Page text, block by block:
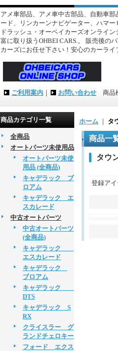
アメ車部品、アメ車中古部品、自動車
ード、リンカーンナビゲーター、ハマ
ドラッシュ・オーベイカーズオンライ
富に取り扱うOHBEI CARS.。 販売後の
カーズにお任せ下さい！安心のカーライ
ご利用案内 ｜ お問い合わせ 商品
商品カテゴリ一覧
全商品
オートパーツ未使用品
オートパーツ未使
用品 (全商品)
キャデラック ブ
ロアム
キャデラック エ
スカレード
中古オートパーツ
中古オートパーツ
(全商品)
キャデラック
エスカレード
キャデラック
ブロアム
キャデラック
DTS
キャデラック S
RX
クライスラー グ
ランドチェロキー
フォード エクス
ホーム ｜ タ
商品一
タウ
登録ア